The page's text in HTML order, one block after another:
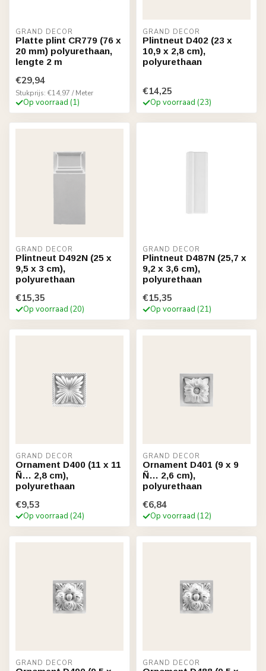
GRAND DECOR
Platte plint CR779 (76 x
20 mm) polyurethaan,
lengte 2 m
€29,94
Stukprijs: €14,97 / Meter
Op voorraad (1)
GRAND DECOR
Plintneut D402 (23 x
10,9 x 2,8 cm),
polyurethaan
€14,25
Op voorraad (23)
GRAND DECOR
Plintneut D492N (25 x
9,5 x 3 cm),
polyurethaan
€15,35
Op voorraad (20)
GRAND DECOR
Plintneut D487N (25,7 x
9,2 x 3,6 cm),
polyurethaan
€15,35
Op voorraad (21)
GRAND DECOR
Ornament D400 (11 x 11
Ñ… 2,8 cm),
polyurethaan
€9,53
Op voorraad (24)
GRAND DECOR
Ornament D401 (9 x 9
Ñ… 2,6 cm),
polyurethaan
€6,84
Op voorraad (12)
GRAND DECOR GRAND DECOR